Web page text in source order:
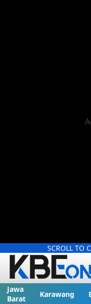
SCROLL TO
Jawa
Barat
Karawang